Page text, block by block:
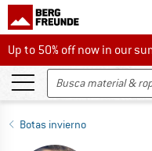
Up to 50% off now in our
Up to 50% off now in our
Botas invierno